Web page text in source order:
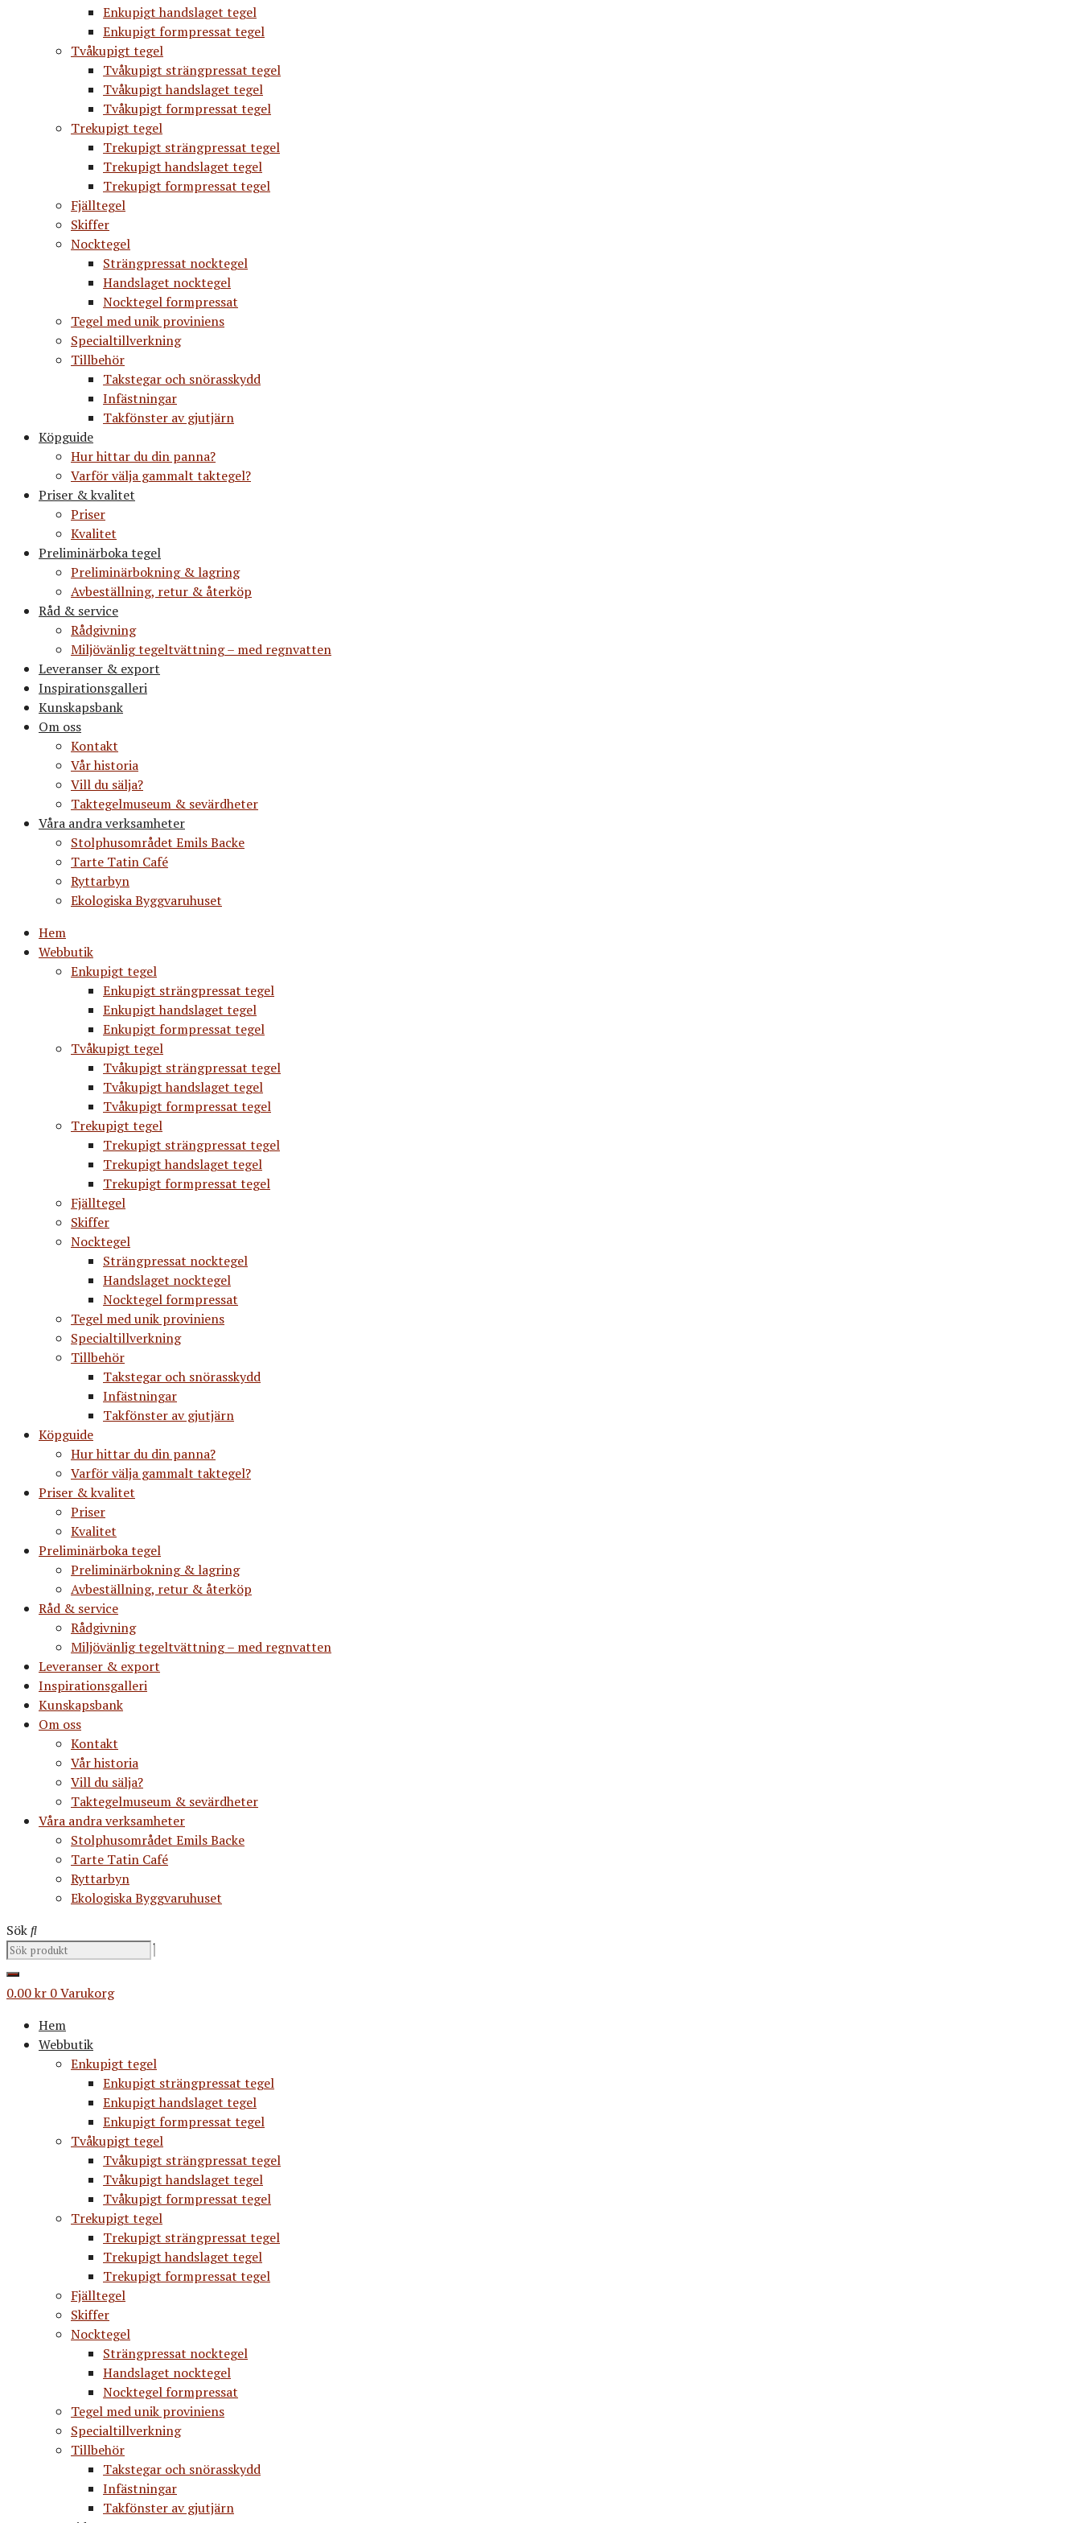
Enkupigt handslaget tegel
Enkupigt formpressat tegel
Tvåkupigt tegel
Tvåkupigt strängpressat tegel
Tvåkupigt handslaget tegel
Tvåkupigt formpressat tegel
Trekupigt tegel
Trekupigt strängpressat tegel
Trekupigt handslaget tegel
Trekupigt formpressat tegel
Fjälltegel
Skiffer
Nocktegel
Strängpressat nocktegel
Handslaget nocktegel
Nocktegel formpressat
Tegel med unik proviniens
Specialtillverkning
Tillbehör
Takstegar och snörasskydd
Infästningar
Takfönster av gjutjärn
Köpguide
Hur hittar du din panna?
Varför välja gammalt taktegel?
Priser & kvalitet
Priser
Kvalitet
Preliminärboka tegel
Preliminärbokning & lagring
Avbeställning, retur & återköp
Råd & service
Rådgivning
Miljövänlig tegeltvättning – med regnvatten
Leveranser & export
Inspirationsgalleri
Kunskapsbank
Om oss
Kontakt
Vår historia
Vill du sälja?
Taktegelmuseum & sevärdheter
Våra andra verksamheter
Stolphusområdet Emils Backe
Tarte Tatin Café
Ryttarbyn
Ekologiska Byggvaruhuset
Hem
Webbutik
Enkupigt tegel
Enkupigt strängpressat tegel
Enkupigt handslaget tegel
Enkupigt formpressat tegel
Tvåkupigt tegel
Tvåkupigt strängpressat tegel
Tvåkupigt handslaget tegel
Tvåkupigt formpressat tegel
Trekupigt tegel
Trekupigt strängpressat tegel
Trekupigt handslaget tegel
Trekupigt formpressat tegel
Fjälltegel
Skiffer
Nocktegel
Strängpressat nocktegel
Handslaget nocktegel
Nocktegel formpressat
Tegel med unik proviniens
Specialtillverkning
Tillbehör
Takstegar och snörasskydd
Infästningar
Takfönster av gjutjärn
Köpguide
Hur hittar du din panna?
Varför välja gammalt taktegel?
Priser & kvalitet
Priser
Kvalitet
Preliminärboka tegel
Preliminärbokning & lagring
Avbeställning, retur & återköp
Råd & service
Rådgivning
Miljövänlig tegeltvättning – med regnvatten
Leveranser & export
Inspirationsgalleri
Kunskapsbank
Om oss
Kontakt
Vår historia
Vill du sälja?
Taktegelmuseum & sevärdheter
Våra andra verksamheter
Stolphusområdet Emils Backe
Tarte Tatin Café
Ryttarbyn
Ekologiska Byggvaruhuset
Sök
0.00kr 0Varukorg
Hem
Webbutik
Enkupigt tegel
Enkupigt strängpressat tegel
Enkupigt handslaget tegel
Enkupigt formpressat tegel
Tvåkupigt tegel
Tvåkupigt strängpressat tegel
Tvåkupigt handslaget tegel
Tvåkupigt formpressat tegel
Trekupigt tegel
Trekupigt strängpressat tegel
Trekupigt handslaget tegel
Trekupigt formpressat tegel
Fjälltegel
Skiffer
Nocktegel
Strängpressat nocktegel
Handslaget nocktegel
Nocktegel formpressat
Tegel med unik proviniens
Specialtillverkning
Tillbehör
Takstegar och snörasskydd
Infästningar
Takfönster av gjutjärn